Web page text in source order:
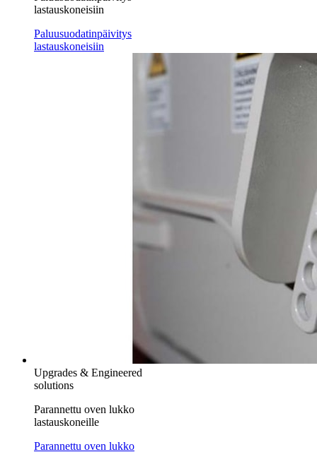
lastauskoneisiin
Paluusuodatinpäivitys
lastauskoneisiin
Upgrades & Engineered
solutions
Parannettu oven lukko
lastauskoneille
Parannettu oven lukko